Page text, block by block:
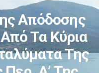
Απόδοσης
Τα Κύρια
Της